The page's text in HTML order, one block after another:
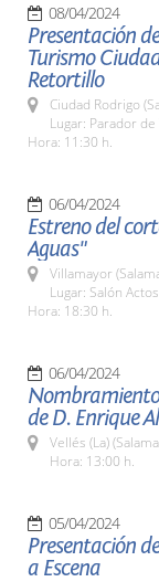
08/04/2024
Presentación
Turismo
Retortillo
Ciudad Rodrigo
Lugar: Parador
Hora: 11:30 h.
06/04/2024
Estreno del
Aguas"
Villamayor
Lugar: Salón
Hora: 18:30 h.
06/04/2024
de D. Enrique
Vellés (La)
Hora: 13:00 h.
05/04/2024
Presentación
a Escena